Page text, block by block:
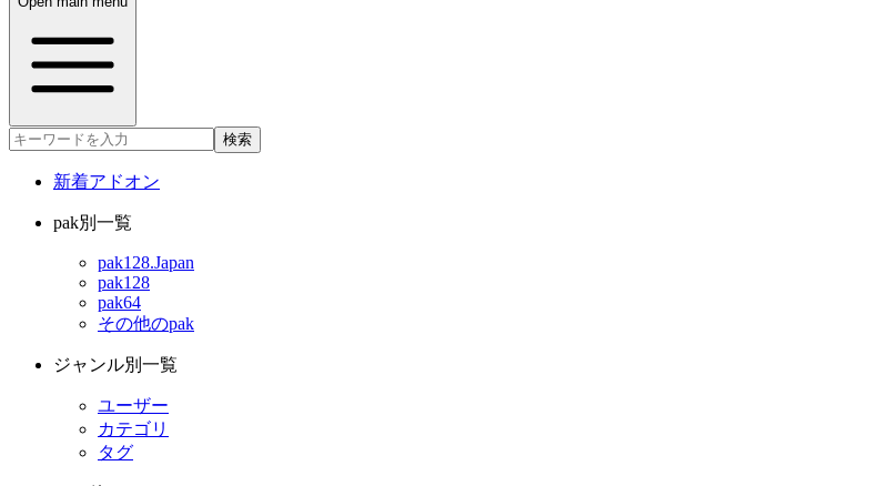
検索
新着アドオン
pak別一覧
pak128.Japan
pak128
pak64
その他のpak
ジャンル別一覧
ユーザー
カテゴリ
タグ